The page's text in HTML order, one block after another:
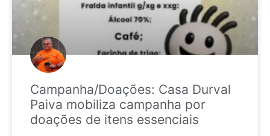
Campanha/Doações: Casa Durval
Paiva mobiliza campanha por
doações de itens essenciais